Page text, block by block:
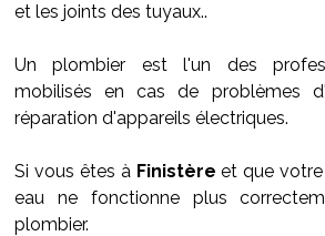
et les joints des tuyaux..
Un plombier est l'un des
mobilisés en cas de problèmes
réparation d'appareils électriques.
Si vous êtes à Finistère et que
eau ne fonctionne plus
plombier.